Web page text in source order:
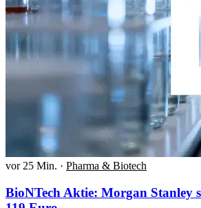
vor 25 Min. · Pharma & Biotech
BioNTech Aktie: Morgan Stanley